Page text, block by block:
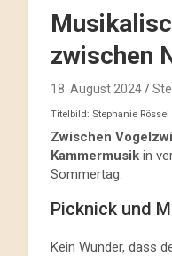
zwischen
18. August 2024
Titelbild: Stephanie
Zwischen
Kammermusik in
Sommertag.
Picknick und
Kein Wunder, dass